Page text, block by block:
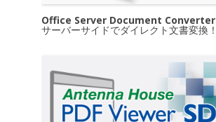
Office Server Document Converter
サーバーサイドでダイレクト文書変換！